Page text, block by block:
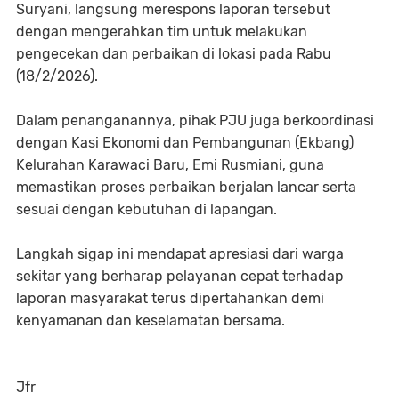
Suryani, langsung merespons laporan tersebut
dengan mengerahkan tim untuk melakukan
pengecekan dan perbaikan di lokasi pada Rabu
(18/2/2026).
Dalam penanganannya, pihak PJU juga berkoordinasi
dengan Kasi Ekonomi dan Pembangunan (Ekbang)
Kelurahan Karawaci Baru, Emi Rusmiani, guna
memastikan proses perbaikan berjalan lancar serta
sesuai dengan kebutuhan di lapangan.
Langkah sigap ini mendapat apresiasi dari warga
sekitar yang berharap pelayanan cepat terhadap
laporan masyarakat terus dipertahankan demi
kenyamanan dan keselamatan bersama.
Jfr